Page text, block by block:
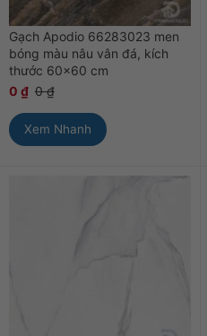
Gạch Apodio 66283023 men
bóng màu nâu vân đá, kích
thước 60×60 cm
0 ₫ 0₫
Xem Nhanh